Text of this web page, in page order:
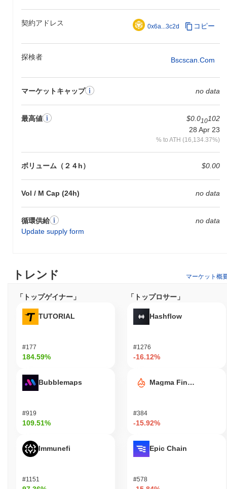
契約アドレス 0x6a...3c2d コピー
探検者 Bscscan.com
マーケットキャップ no data
最高値 $0.010102
28 Apr 23
% to ATH (16,134.37%)
ボリューム（２４h） $0.00
Vol / M Cap (24h) no data
循環供給
Update supply form
no data
トレンド マーケット概
「トップゲイナー」
TUTORIAL
#177
184.59%
Bubblemaps
#919
109.51%
Immunefi
#1151
「トップロサー」
Hashflow
#1276
-16.12%
Magma Finance
#384
-15.92%
Epic Chain
#578